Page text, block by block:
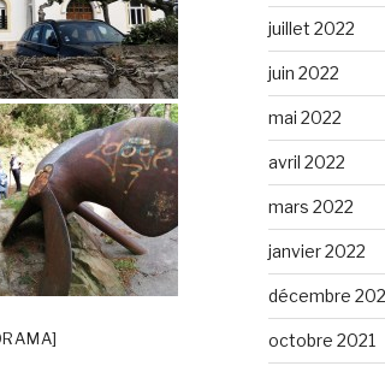
juillet 2022
juin 2022
mai 2022
avril 2022
mars 2022
janvier 2022
décembre
octobre 2021